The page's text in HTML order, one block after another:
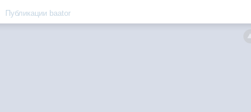
Публикации baator